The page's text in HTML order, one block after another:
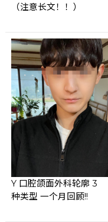
（注意长文！！）
Y 口腔颌面外科轮廓 3
种类型 一个月回顾!!